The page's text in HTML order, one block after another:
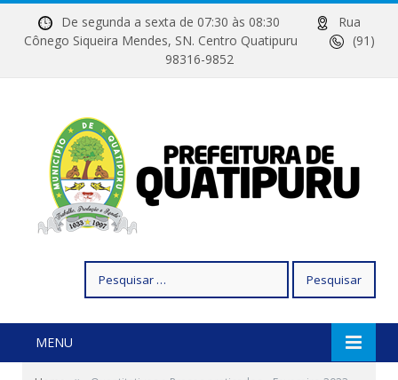
De segunda a sexta de 07:30 às 08:30
Rua
Cônego Siqueira Mendes, SN. Centro Quatipuru
(91)
98316-9852
por:
MENU